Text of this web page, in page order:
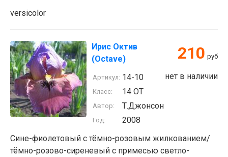
versicolor
Ирис Октив
(Octave)
210 руб
нет в наличии
Артикул: 14-10
Класс: 14 ОТ
Автор: Т.Джонсон
Год:
2008
Сине-фиолетовый с тёмно-розовым жилкованием/
тёмно-розово-сиреневый с примесью светло-